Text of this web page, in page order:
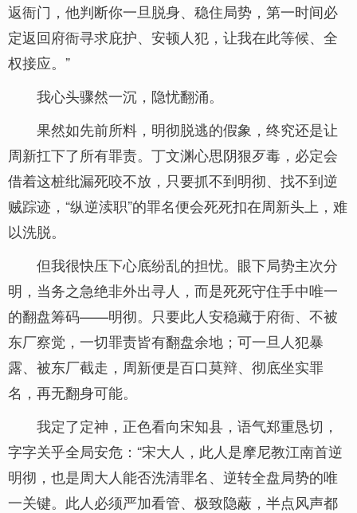
返衙门，他判断你一旦脱身、稳住局势，第一时间必
定返回府衙寻求庇护、安顿人犯，让我在此等候、全
权接应。”
我心头骤然一沉，隐忧翻涌。
果然如先前所料，明彻脱逃的假象，终究还是让
周新扛下了所有罪责。丁文渊心思阴狠歹毒，必定会
借着这桩纰漏死咬不放，只要抓不到明彻、找不到逆
贼踪迹，“纵逆渎职”的罪名便会死死扣在周新头上，难
以洗脱。
但我很快压下心底纷乱的担忧。眼下局势主次分
明，当务之急绝非外出寻人，而是死死守住手中唯一
的翻盘筹码——明彻。只要此人安稳藏于府衙、不被
东厂察觉，一切罪责皆有翻盘余地；可一旦人犯暴
露、被东厂截走，周新便是百口莫辩、彻底坐实罪
名，再无翻身可能。
我定了定神，正色看向宋知县，语气郑重恳切，
字字关乎全局安危：“宋大人，此人是摩尼教江南首逆
明彻，也是周大人能否洗清罪名、逆转全盘局势的唯
一关键。此人必须严加看管、极致隐蔽，半点风声都